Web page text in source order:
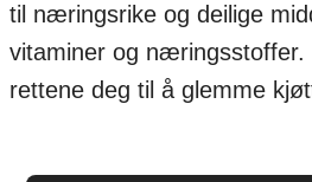
til næringsrike og deilige
vitaminer og næringsstoffer.
rettene deg til å glemme